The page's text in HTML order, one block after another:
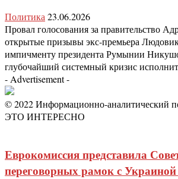
Политика 23.06.2026
Провал голосования за правительство
открытые призывы экс-премьера
импичменту президента Румынии
глубочайший системный кризис
- Advertisement -
© 2022 Информационно-аналитический
ЭТО ИНТЕРЕСНО
Еврокомиссия представила
переговорных рамок с